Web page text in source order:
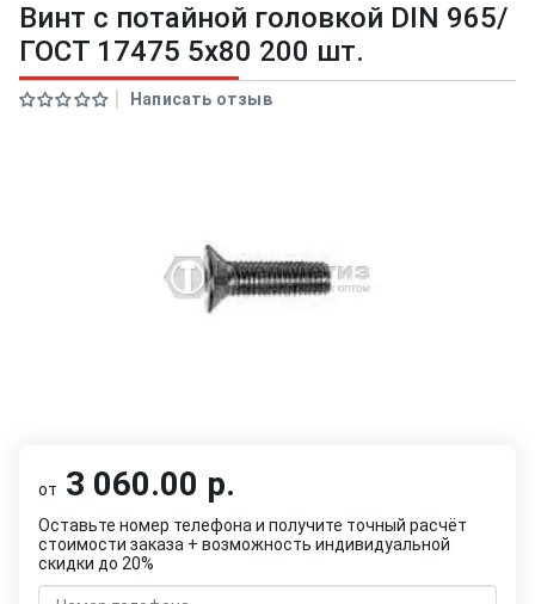
Винт с потайной головкой DIN 965/
ГОСТ 17475 5х80 200 шт.
Написать отзыв
от 3 060.00 р.
Оставьте номер телефона и получите точный расчёт
стоимости заказа + возможность индивидуальной
скидки до 20%